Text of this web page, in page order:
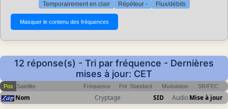
Temporairement en clair
Répéteur - Flux/débits
12 réponse(s) - Tri par fréquence - Dernières
mises à jour: CET
Pos Satellite Fréquence Pol Standard Modulation SR/FEC
Nom Cryptage SID AudioMise à jour